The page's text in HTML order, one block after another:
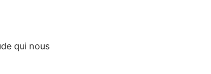
qui nous